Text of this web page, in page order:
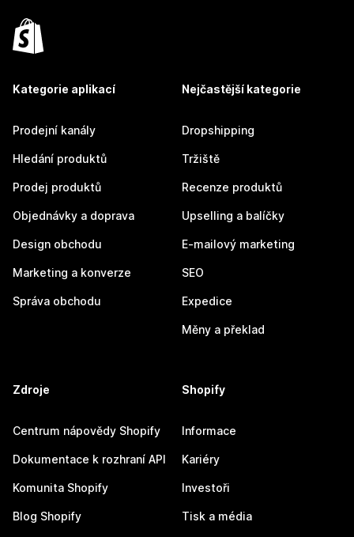
Kategorie aplikací
Prodejní kanály
Hledání produktů
Prodej produktů
Objednávky a doprava
Design obchodu
Marketing a konverze
Správa obchodu
Nejčastější kategorie
Dropshipping
Tržiště
Recenze produktů
Upselling a balíčky
E-mailový marketing
SEO
Expedice
Měny a překlad
Zdroje
Centrum nápovědy Shopify
Dokumentace k rozhraní API
Komunita Shopify
Blog Shopify
Shopify
Informace
Kariéry
Investoři
Tisk a média